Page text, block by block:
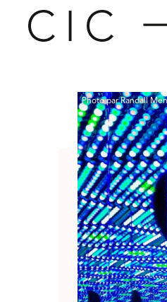
Photo par Randall